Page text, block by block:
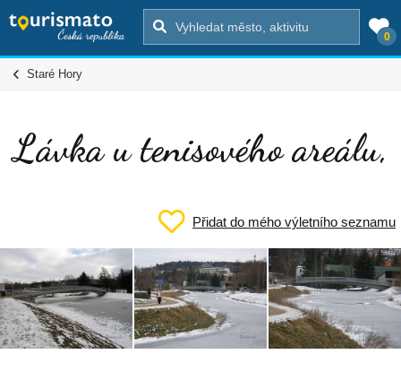
0
Staré Hory
Lávka u tenisového areálu,
Přidat do mého výletního seznamu